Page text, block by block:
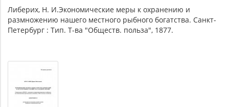
Либерих, Н. И.Экономические меры к охранению и
размножению нашего местного рыбного богатства. Санкт-
Петербург : Тип. Т-ва "Обществ. польза", 1877.